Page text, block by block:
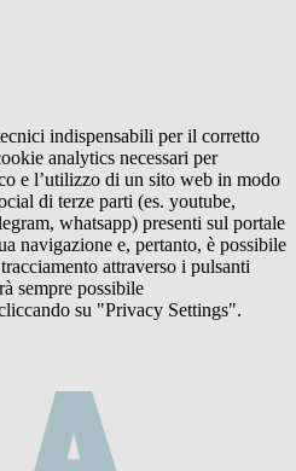
indispensabili per il corretto
analytics necessari per
e l’utilizzo di un sito web in modo
di terze parti (es. youtube,
whatsapp) presenti sul portale
navigazione e, pertanto, è possibile
attraverso i pulsanti
sempre possibile
su "Privacy Settings".